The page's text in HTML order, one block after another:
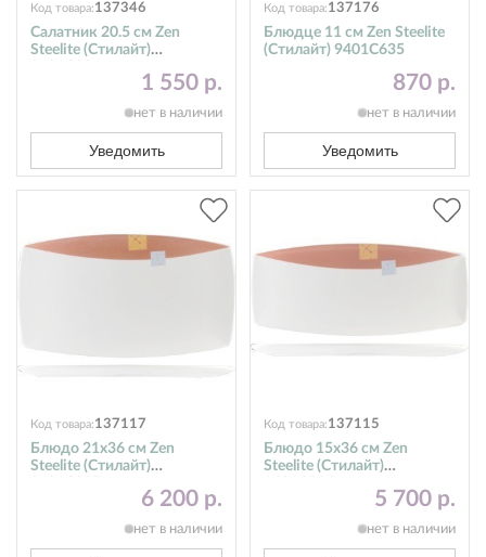
Код товара:137346
Салатник 20.5 см Zen
Steelite (Стилайт)
1 550 р.
нет в наличии
Уведомить
Код товара:137176
Блюдце 11 см Zen Steelite
(Стилайт) 9401C635
870 р.
нет в наличии
Уведомить
Код товара:137117
Блюдо 21х36 см Zen
Steelite (Стилайт)
6 200 р.
нет в наличии
Код товара:137115
Блюдо 15х36 см Zen
Steelite (Стилайт)
5 700 р.
нет в наличии